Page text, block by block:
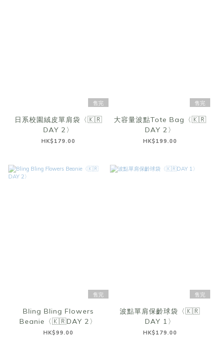
售完
日系校園絨皮單肩袋〈🇰🇷
DAY 2〉
HK$179.00
售完
大容量波點Tote Bag〈🇰🇷
DAY 2〉
HK$199.00
售完
Bling Bling Flowers
Beanie〈🇰🇷DAY 2〉
HK$99.00
售完
波點單肩保齡球袋〈🇰🇷
DAY 1〉
HK$179.00